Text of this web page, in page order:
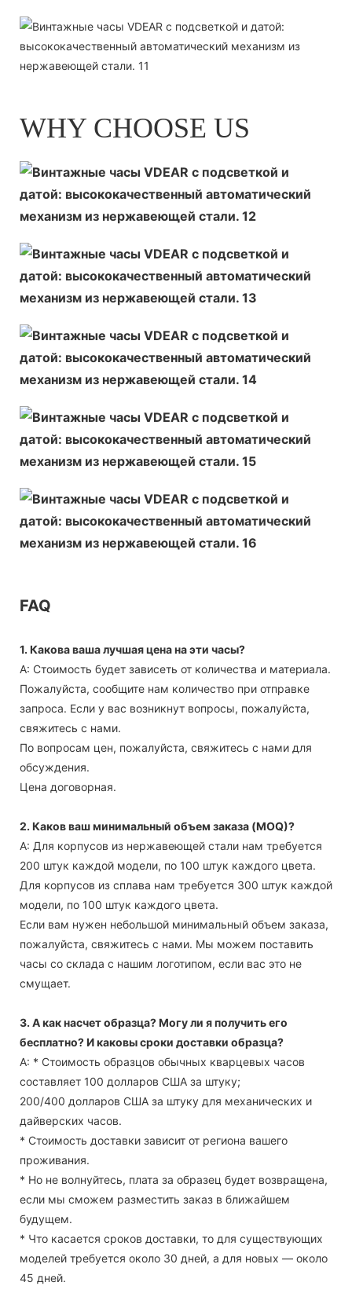
WHY CHOOSE US
FAQ
1. Какова ваша лучшая цена на эти часы?
А: Стоимость будет зависеть от количества и материала.
Пожалуйста, сообщите нам количество при отправке
запроса. Если у вас возникнут вопросы, пожалуйста,
свяжитесь с нами.
По вопросам цен, пожалуйста, свяжитесь с нами для
обсуждения.
Цена договорная.
2. Каков ваш минимальный объем заказа (MOQ)?
А: Для корпусов из нержавеющей стали нам требуется
200 штук каждой модели, по 100 штук каждого цвета.
Для корпусов из сплава нам требуется 300 штук каждой
модели, по 100 штук каждого цвета.
Если вам нужен небольшой минимальный объем заказа,
пожалуйста, свяжитесь с нами. Мы можем поставить
часы со склада с нашим логотипом, если вас это не
смущает.
3. А как насчет образца? Могу ли я получить его
бесплатно? И каковы сроки доставки образца?
А: * Стоимость образцов обычных кварцевых часов
составляет 100 долларов США за штуку;
200/400 долларов США за штуку для механических и
дайверских часов.
* Стоимость доставки зависит от региона вашего
проживания.
* Но не волнуйтесь, плата за образец будет возвращена,
если мы сможем разместить заказ в ближайшем
будущем.
* Что касается сроков доставки, то для существующих
моделей требуется около 30 дней, а для новых — около
45 дней.